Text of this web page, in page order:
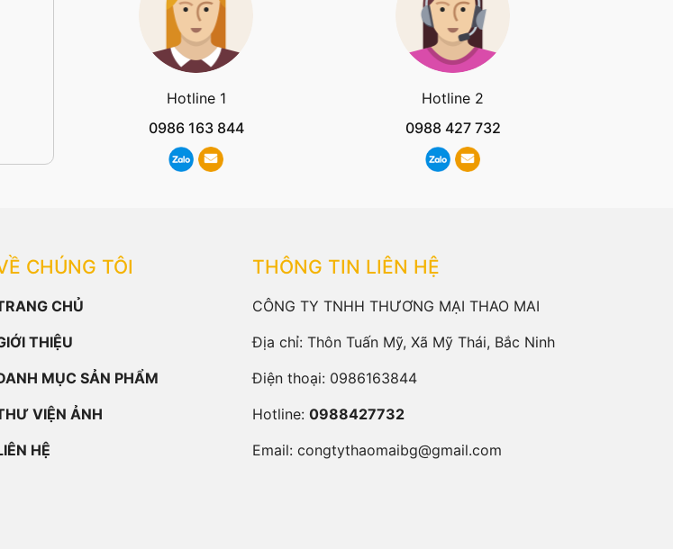
Hotline 1
0986 163 844
Hotline 2
0988 427 732
CHÚNG TÔI
CHỦ
THIỆU
MỤC SẢN PHẨM
VIỆN ẢNH
HỆ
THÔNG TIN LIÊN HỆ
CÔNG TY TNHH THƯƠNG MẠI THAO MAI
Địa chỉ: Thôn Tuấn Mỹ, Xã Mỹ Thái, Bắc Ninh
Điện thoại: 0986163844
Hotline: 0988427732
Email: congtythaomaibg@gmail.com